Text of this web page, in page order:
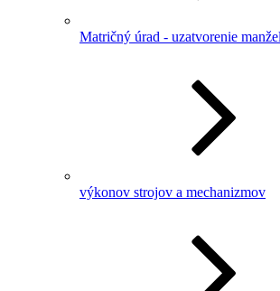
Matričný úrad - uzatvorenie
výkonov strojov a mechanizmov